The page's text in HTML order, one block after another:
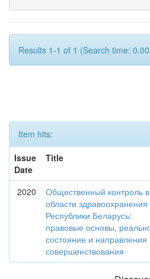
Results 1-1 of 1 (Search time:
Item hits:
Issue
Date
Title
2020
Общественный контроль в
области здравоохранения
Республики Беларусь:
правовые основы,
состояние и направления
совершенствования